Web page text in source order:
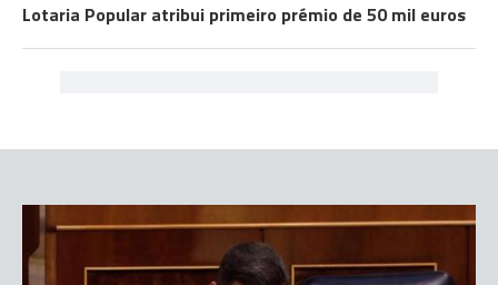
Lotaria Popular atribui primeiro prémio de 50 mil euros